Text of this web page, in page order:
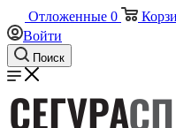
Отложенные 0
Войти
Поиск